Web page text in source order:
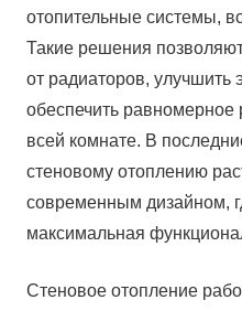
отопительные системы,
Такие решения
от радиаторов, улучшить
обеспечить равномерное
всей комнате. В
стеновому отоплению
современным дизайном,
максимальная
Стеновое отопление